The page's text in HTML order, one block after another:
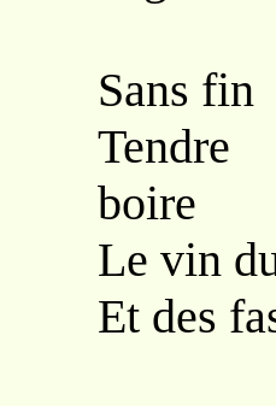
Sans fin
boire
Le vin
Et des